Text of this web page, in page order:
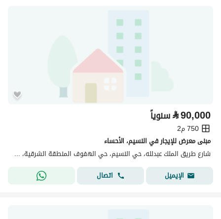
⃁90,000 سنوياً
750 م2
مبنى معرض للإيجار في النسيم، الأحساء
شارع طريق الملك عبدلله، حي النسيم، حي الهفوف المنطقة الشرقية، الأحساء
الإيميل
اتصال